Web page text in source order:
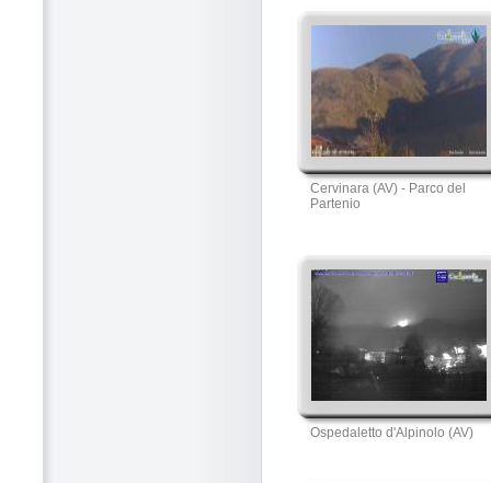
Cervinara (AV) - Parco del
Partenio
Ospedaletto d'Alpinolo (AV)